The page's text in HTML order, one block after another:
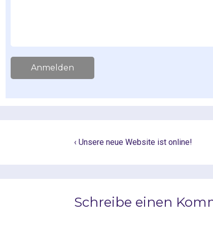
Anmelden
‹ Unsere neue Website ist online!
Schreibe einen